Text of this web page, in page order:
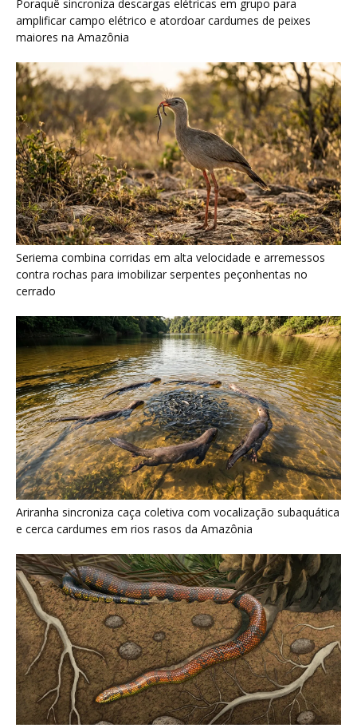
Poraquê sincroniza descargas elétricas em grupo para
amplificar campo elétrico e atordoar cardumes de peixes
maiores na Amazônia
Seriema combina corridas em alta velocidade e arremessos
contra rochas para imobilizar serpentes peçonhentas no
cerrado
Ariranha sincroniza caça coletiva com vocalização subaquática
e cerca cardumes em rios rasos da Amazônia